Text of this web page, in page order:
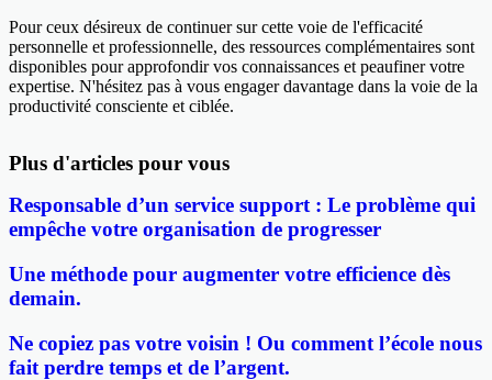
Pour ceux désireux de continuer sur cette voie de l'efficacité
personnelle et professionnelle, des ressources complémentaires sont
disponibles pour approfondir vos connaissances et peaufiner votre
expertise. N'hésitez pas à vous engager davantage dans la voie de la
productivité consciente et ciblée.
Plus d'articles pour vous
Responsable d’un service support : Le problème qui
empêche votre organisation de progresser
Une méthode pour augmenter votre efficience dès
demain.
Ne copiez pas votre voisin ! Ou comment l’école nous
fait perdre temps et de l’argent.